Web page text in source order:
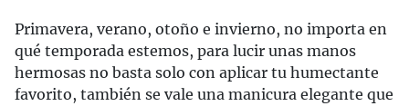
Primavera, verano, otoño e invierno, no importa en
qué temporada estemos, para lucir unas manos
hermosas no basta solo con aplicar tu humectante
favorito, también se vale una manicura elegante que